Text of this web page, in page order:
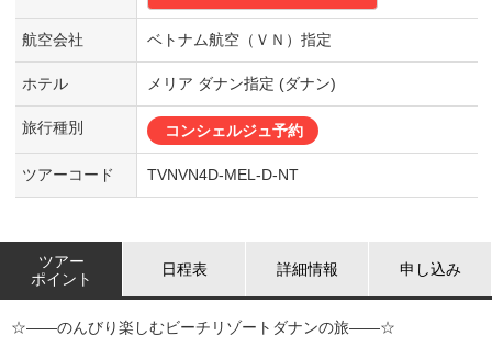
航空会社 ベトナム航空（ＶＮ）指定
ホテル メリア ダナン指定 (ダナン)
旅行種別 コンシェルジュ予約
ツアーコード TVNVN4D-MEL-D-NT
ツアー
ポイント
日程表 詳細情報 申し込み
☆――のんびり楽しむビーチリゾートダナンの旅――☆